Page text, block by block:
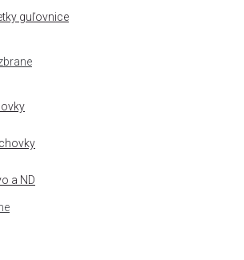
guľovnice
a ND